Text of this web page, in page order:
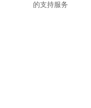
的支持服务